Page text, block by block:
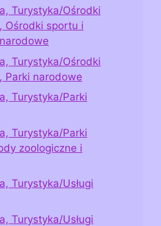
Turystyka/Ośrodki
Ośrodki sportu i
Turystyka/Ośrodki
Parki narodowe
Turystyka/Parki
Turystyka/Parki
zoologiczne i
Turystyka/Usługi
Turystyka/Usługi